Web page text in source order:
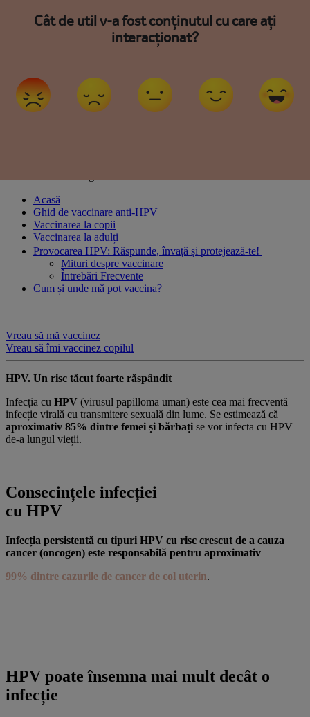
Ghid de vaccinare anti-HPV
Provocarea HPV: Răspunde, învață și protejează-te!
Mituri despre vaccinare
Întrebări Frecvente
Acasă
Ghid de vaccinare anti-HPV
Vaccinarea la copii
Vaccinarea la adulți
Provocarea HPV: Răspunde, învață și protejează-te!
Mituri despre vaccinare
Întrebări Frecvente
Cum și unde mă pot vaccina?
Vreau să mă vaccinez
Vreau să îmi vaccinez copilul
HPV. Un risc tăcut foarte răspândit
Infecția cu HPV (virusul papilloma uman) este cea mai frecventă
infecție virală cu transmitere sexuală din lume. Se estimează că
aproximativ 85% dintre femei și bărbați se vor infecta cu HPV
de-a lungul vieții.
Consecințele infecției
cu HPV
Infecția persistentă cu tipuri HPV cu risc crescut de a cauza
cancer (oncogen) este responsabilă pentru aproximativ
99% dintre cazurile de cancer de col uterin.
HPV poate însemna mai mult decât o
infecție